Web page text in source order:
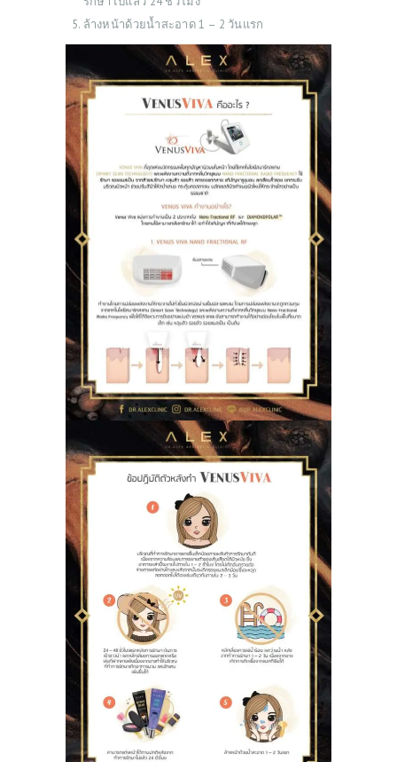
ABOUT US
SERVICES
BEAUTY TIPS
PATIENT REVIEWS
PRE & POST CAUTIONS
CONSULT & RESERVATION
ล้างหน้าด้วยน้ำสะอาด 1 – 2 วันแรก